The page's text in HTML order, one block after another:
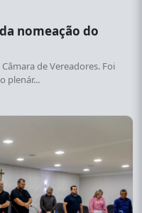
nomeação do
de Vereadores. Foi
plenár...